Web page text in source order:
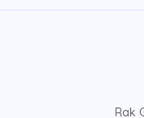
Rak